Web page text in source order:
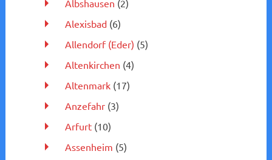
Albshausen (2)
Alexisbad(6)
Allendorf (Eder) (5)
Altenkirchen (4)
Altenmark(17)
Anzefahr(3)
Arfurt(10)
Assenheim (5)